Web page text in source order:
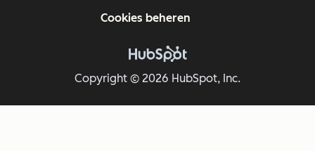
Copyright © 2026 HubSpot, Inc.
Cookies beheren